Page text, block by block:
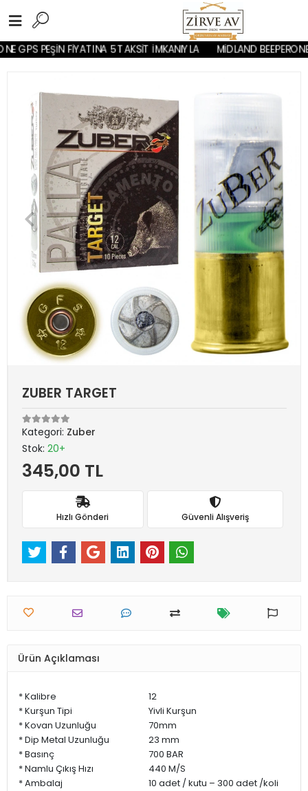
GPS PEŞİN FİYATINA 5 TAKSİT İMKANIYLA MİDLAND
ZUBER TARGET
Kategori: Zuber
Stok: 20+
345,00 TL
Hızlı Gönderi Güvenli Alışveriş
Ürün Açıklaması
* Kalibre
12
* Kurşun Tipi
Yivli Kurşun
* Kovan Uzunluğu
70mm
* Dip Metal Uzunluğu
23 mm
* Basınç
700 BAR
* Namlu Çıkış Hızı
440 M/S
* Ambalaj
10 adet / kutu – 300 adet /koli